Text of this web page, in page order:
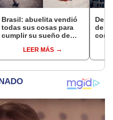
Brasil: abuelita vendió
todas sus cosas para
cumplir su sueño de
LEER MÁS
de
con